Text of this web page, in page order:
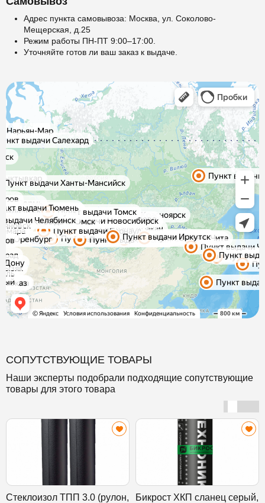
Адрес пункта самовывоза: Москва, ул. Соколово-
Мещерская, д.25
Режим работы ПН-ПТ 9:00–17:00.
Уточняйте готов ли ваш заказ к выдаче.
СОПУТСТВУЮЩИЕ ТОВАРЫ
Наши эксперты подобрали подходящие сопутствующие
товары для этого товара
Стеклоизол ТПП 3.0 (рулон,
Бикрост ХКП сланец серый,